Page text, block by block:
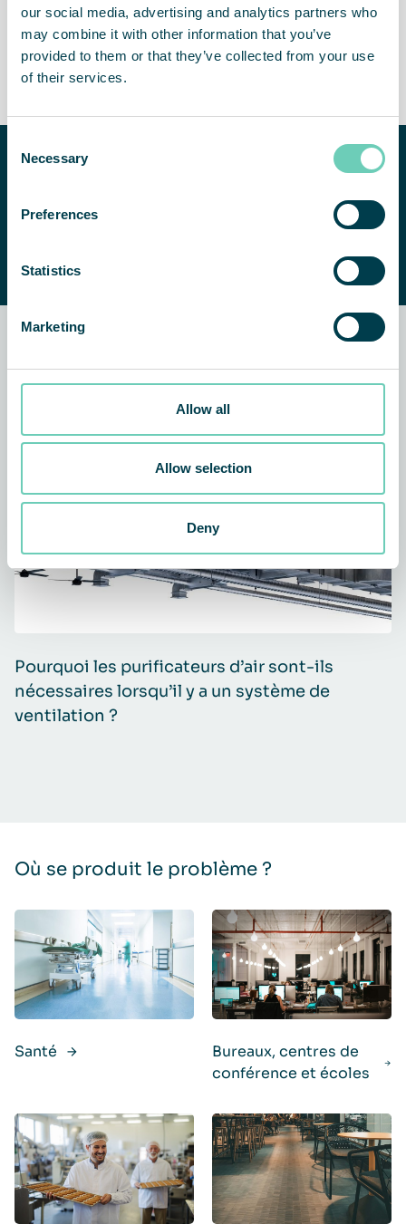
our social media, advertising and analytics partners who
may combine it with other information that you’ve
provided to them or that they’ve collected from your use
of their services.
Selection
Necessary
Preferences
Statistics
Marketing
Allow all
Allow selection
Deny
Moins d’absence
Besoin d’aide pour
solution adaptée.
NOUS CONTACTER
témoignages clients
ARTICLE GÉNÉRALITÉS PURIFICATEURS D’AIR
Pourquoi les purificateurs d’air sont-ils
nécessaires lorsqu’il y a un système de
ventilation ?
Où se produit le problème ?
Santé
Bureaux, centres de
conférence et écoles